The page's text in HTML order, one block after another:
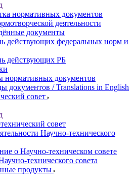
нормативных документов
деятельности
документы
действующих федеральных норм и
действующих РБ
нормативных документов
документов / Translations in English
совет
совет
Научно-технического
о Научно-техническом совете
технического совета
продукты